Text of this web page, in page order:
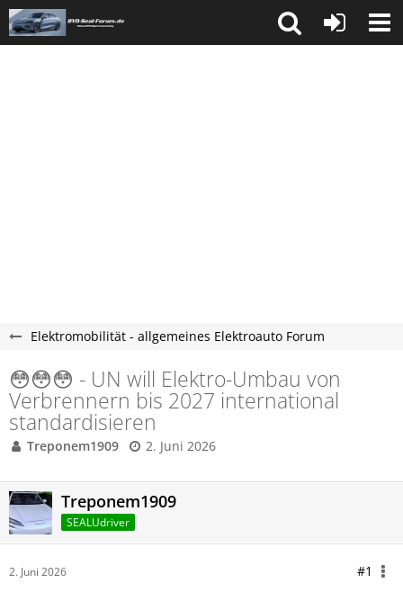
Elektromobilität - allgemeines Elektroauto Forum
😳😳😳 - UN will Elektro-Umbau von
Verbrennern bis 2027 international
standardisieren
Treponem1909 2. Juni 2026
Treponem1909
SEALUdriver
2. Juni 2026 #1